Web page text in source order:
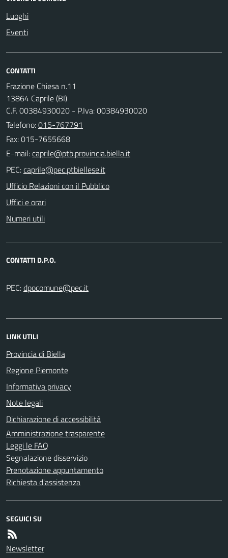
Luoghi
Eventi
CONTATTI
Frazione Chiesa n.11
13864 Caprile (BI)
C.F. 00384930020 - P.Iva: 00384930020
Telefono:015-767791
Fax: 015-7655668
E-mail:
PEC:
Ufficio Relazioni con il Pubblico
Uffici e orari
Numeri utili
CONTATTI D.P.O.
PEC:
LINK UTILI
Provincia di Biella
Regione Piemonte
Informativa privacy
Note legali
Dichiarazione di accessibilità
Amministrazione trasparente
Leggi le FAQ
Segnalazione disservizio
Prenotazione appuntamento
Richiesta d'assistenza
SEGUICI SU
Newsletter